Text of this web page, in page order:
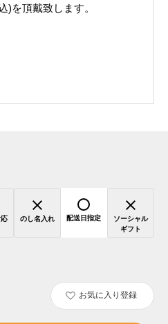
)を頂戴致します。
のし名入れ 配送日指定
ソーシャル
ギフト
お気に入り登録